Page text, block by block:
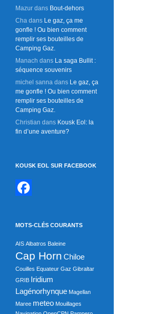
Mazur dans Bout-dehors
Cha dans Le gaz, ça me
gonfle ! Ou bien comment
remplir ses bouteilles de
Camping Gaz.
Manach dans La saga Bullit :
séquence souvenirs
michel sanna dans Le gaz, ça
me gonfle ! Ou bien comment
remplir ses bouteilles de
Camping Gaz.
Christian dans Kousk Eol: la
fin d’une aventure?
KOUSK EOL SUR FACEBOOK
e
b
o
MOTS-CLÉS COURANTS
AIS Albatros Baleine
Cap Horn Chiloe
Couilles Equateur Gaz Gibraltar
GRIB Iridium
Lagénorhynque Magellan
Maree meteo Mouillages